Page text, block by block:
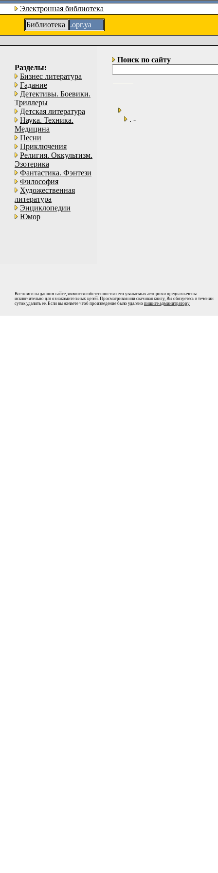
Электронная библиотека
Библиотека
.орг.уа
Разделы:
Бизнес литература
Гадание
Детективы. Боевики.
Триллеры
Детская литература
Наука. Техника.
Медицина
Песни
Приключения
Религия. Оккультизм.
Эзотерика
Фантастика. Фэнтези
Философия
Художественная
литература
Энциклопедии
Юмор
Поиск по сайту
. -
Все книги на данном сайте, являются собственностью его уважаемых авторов и предназначены
исключительно для ознакомительных целей. Просматривая или скачивая книгу, Вы обязуетесь в течении
суток удалить ее. Если вы желаете чтоб произведение было удалено пишите админитратору